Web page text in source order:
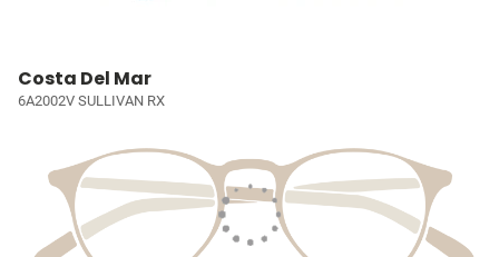
Costa Del Mar
6A2002V SULLIVAN RX